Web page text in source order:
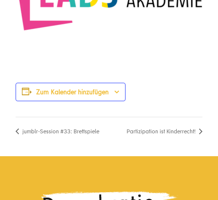
Zum Kalender hinzufügen
jumblr-Session #33: Brettspiele Partizipation ist Kinderrecht!